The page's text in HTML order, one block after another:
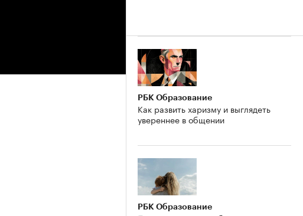
РБК Образование
Как развить харизму и выглядеть
увереннее в общении
РБК Образование